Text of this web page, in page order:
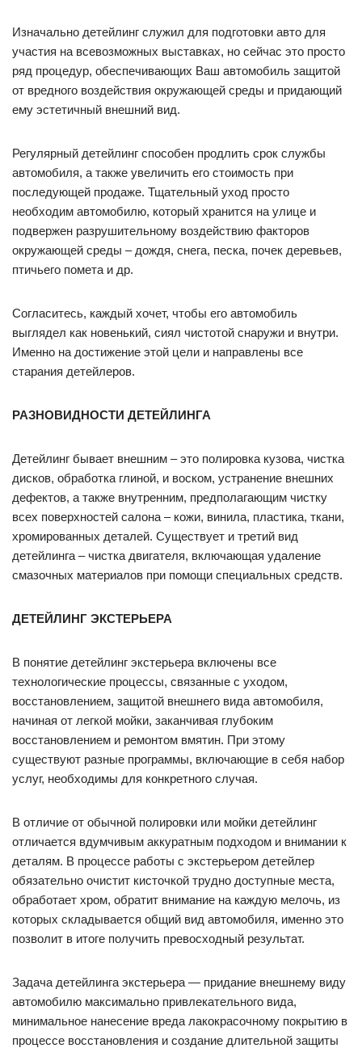
Изначально детейлинг служил для подготовки авто для
участия на всевозможных выставках, но сейчас это просто
ряд процедур, обеспечивающих Ваш автомобиль защитой
от вредного воздействия окружающей среды и придающий
ему эстетичный внешний вид.
Регулярный детейлинг способен продлить срок службы
автомобиля, а также увеличить его стоимость при
последующей продаже. Тщательный уход просто
необходим автомобилю, который хранится на улице и
подвержен разрушительному воздействию факторов
окружающей среды – дождя, снега, песка, почек деревьев,
птичьего помета и др.
Согласитесь, каждый хочет, чтобы его автомобиль
выглядел как новенький, сиял чистотой снаружи и внутри.
Именно на достижение этой цели и направлены все
старания детейлеров.
РАЗНОВИДНОСТИ ДЕТЕЙЛИНГА
Детейлинг бывает внешним – это полировка кузова, чистка
дисков, обработка глиной, и воском, устранение внешних
дефектов, а также внутренним, предполагающим чистку
всех поверхностей салона – кожи, винила, пластика, ткани,
хромированных деталей. Существует и третий вид
детейлинга – чистка двигателя, включающая удаление
смазочных материалов при помощи специальных средств.
ДЕТЕЙЛИНГ ЭКСТЕРЬЕРА
В понятие детейлинг экстерьера включены все
технологические процессы, связанные с уходом,
восстановлением, защитой внешнего вида автомобиля,
начиная от легкой мойки, заканчивая глубоким
восстановлением и ремонтом вмятин. При этому
существуют разные программы, включающие в себя набор
услуг, необходимы для конкретного случая.
В отличие от обычной полировки или мойки детейлинг
отличается вдумчивым аккуратным подходом и внимании к
деталям. В процессе работы с экстерьером детейлер
обязательно очистит кисточкой трудно доступные места,
обработает хром, обратит внимание на каждую мелочь, из
которых складывается общий вид автомобиля, именно это
позволит в итоге получить превосходный результат.
Задача детейлинга экстерьера — придание внешнему виду
автомобилю максимально привлекательного вида,
минимальное нанесение вреда лакокрасочному покрытию в
процессе восстановления и создание длительной защиты